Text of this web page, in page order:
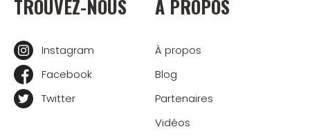
TROUVEZ-NOUS
Instagram
Facebook
Twitter
À PROPOS
À propos
Blog
Partenaires
Vidéos